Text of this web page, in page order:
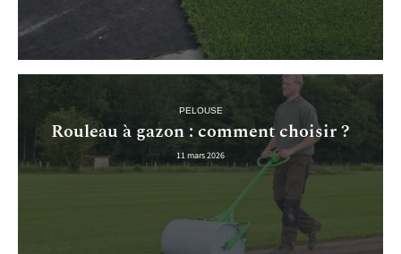
PELOUSE
Rouleau à gazon : comment choisir ?
11 mars 2026